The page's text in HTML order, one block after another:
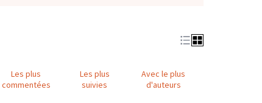
Les plus
commentées
Les plus
suivies
Avec le plus
d'auteurs